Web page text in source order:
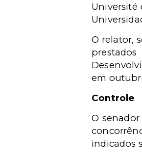
Université
O relator,
em
Controle
O
indicados